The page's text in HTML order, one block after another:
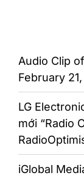
Audio Clip
February
LG
mới “Radio
iGlobal